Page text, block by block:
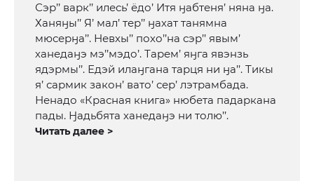
Сэр’’ варк’’ илесь’ ёдо’ Итя ӈабтеня’ няна ӈа.
Ханяӈы’’ Я’ мал’ тер’’ ӈахат танямна
мюсерӈа’’. Невхы’’ похо’’на сэр’’ явым’
ханедаӈэ мэ’’мэдо’. Тарем’ яӈга явэнзь
ядэрмы’’. Едэй илаӈгана тарця ни ӈа’’. Тикы
я’ сармик закон’ вато’ сер’ лэтрамбада.
Ненадо «Красная книга» нюбета падаркана
пады. Ӈадьбята ханедаӈэ ни толю’’.
Читать далее >